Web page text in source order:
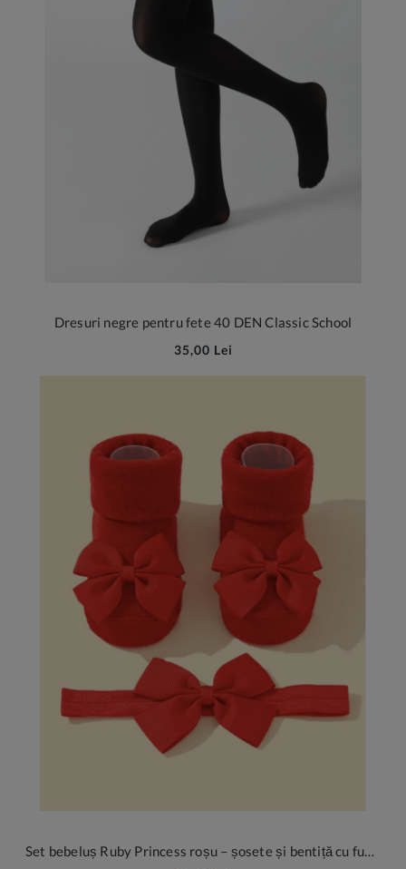
Dresuri negre pentru fete 40 DEN Classic School
35,00 Lei
Set bebeluș Ruby Princess roșu – șosete și bentiță cu fundiță din bumbac